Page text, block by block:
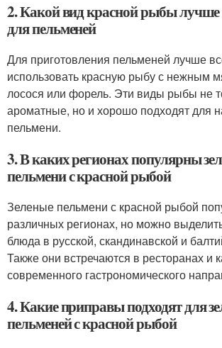
2. Какой вид красной рыбы лучше
для пельменей
Для приготовления пельменей лучше
использовать красную рыбу с нежным
лосося или форель. Эти виды рыбы не
ароматные, но и хорошо подходят для
пельмени.
3. В каких регионах популярны
пельмени с красной рыбой
Зеленые пельмени с красной рыбой
различных регионах, но можно
блюда в русской, скандинавской и
Также они встречаются в ресторанах и
современного гастрономического
4. Какие приправы подходят для
пельменей с красной рыбой